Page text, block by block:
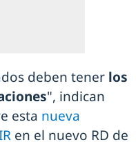
deben tener los
", indican
esta nueva
en el nuevo RD de